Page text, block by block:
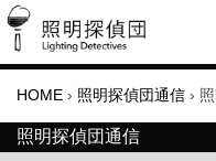
HOME › 照明探偵団通信 ›
照明探偵団通信